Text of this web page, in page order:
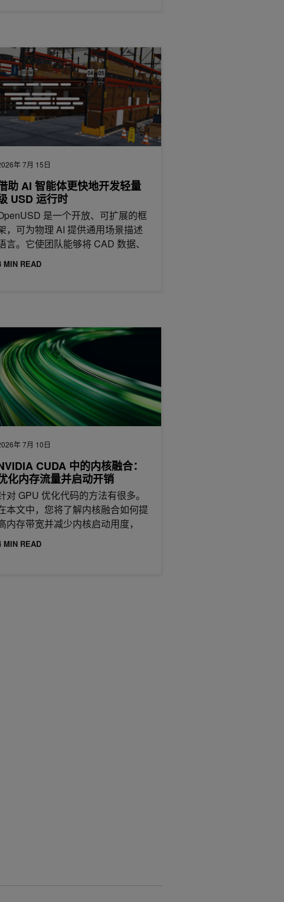
追踪应用
年 7月 15日
助 AI 智能体更快地开发轻量
USD 运行时
是一个开放、可扩展的框
，可为物理 AI 提供通用场景描述
言。它使团队能够将 CAD 数据、
MIN READ
AI 智能体更快地开发轻量级 USD 运行时
练
年 7月 10日
CUDA 中的内核融合：
化内存流量并启动开销
对 GPU 优化代码的方法有很多。
本文中，您将了解内核融合如何提
内存带宽并减少内核启动用度，
MIN READ
CUDA 中的内核融合：优化内存流量并启动开销